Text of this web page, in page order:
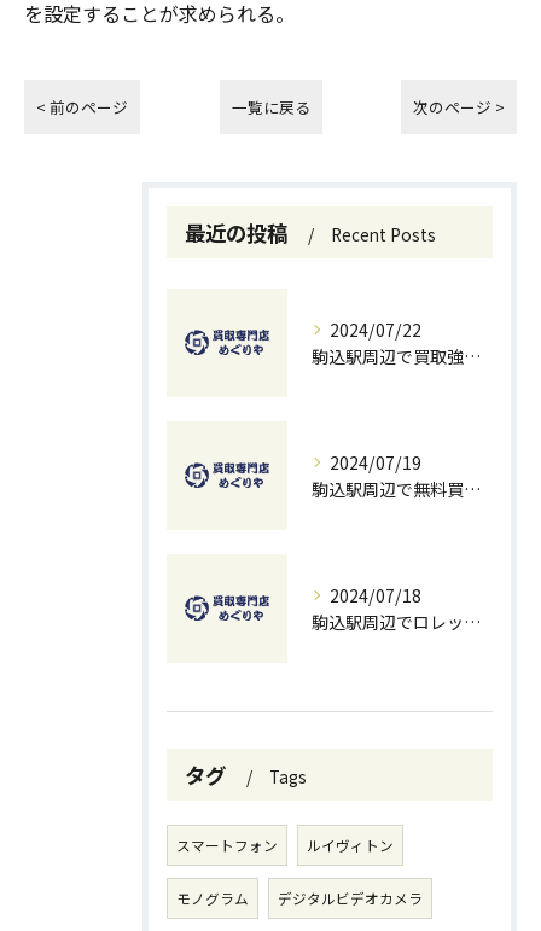
を設定することが求められる。
< 前のページ 一覧に戻る 次のページ >
最近の投稿 Recent Posts
2024/07/22
駒込駅周辺で買取強化中！お得に売るための秘訣
2024/07/19
駒込駅周辺で無料買取を試すチャンス！ベストな方法とコツ
2024/07/18
駒込駅周辺でロレックスを高価買取する方法と無料査定のコツ
タグ Tags
スマートフォン ルイヴィトン
モノグラム デジタルビデオカメラ